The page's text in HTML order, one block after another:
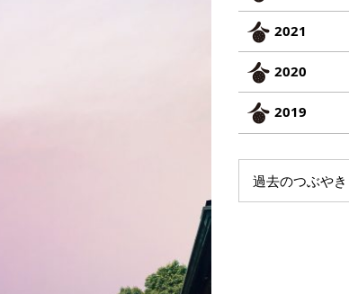
2021
2020
2019
過去のつぶや